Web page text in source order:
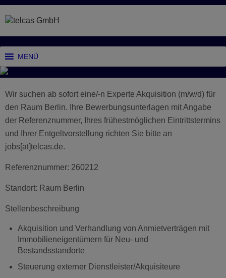
MENÜ
Wir suchen ab sofort eine/-n Experte Akquisition (m/w/d) für
den Raum Berlin. Ihre Bewerbungsunterlagen mit Angabe
der Referenznummer, Ihres frühestmöglichen Eintrittstermins
und Ihrer Entgeltvorstellung richten Sie bitte an
jobs[at]telcas.de.
Referenznummer: 260212
Standort: Raum Berlin
Stellenbeschreibung
Akquisition und Verhandlung von Anmietverträgen mit
Immobilieneigentümern für Neu- und
Bestandsstandorte
Steuerung externer Dienstleister/Akquisiteure